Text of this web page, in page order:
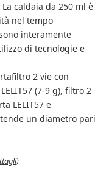
caldaia da 250 ml è
nel tempo
interamente
di tecnologie e
2 vie con
(7-9 g), filtro 2
LELIT57 e
un diametro pari
)